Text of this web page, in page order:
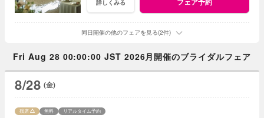
詳しくみる
同日開催の他のフェアを見る(2件)
Fri Aug 28 00:00:00 JST 2026月開催のブライダルフェア
8/28 (金)
残席 無料 リアルタイム予約